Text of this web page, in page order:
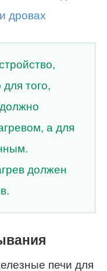
того,
а для
должен
печи для